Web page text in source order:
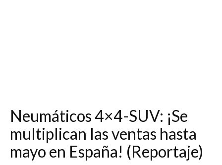
Neumáticos 4×4-SUV: ¡Se
multiplican las ventas hasta
mayo en España! (Reportaje)